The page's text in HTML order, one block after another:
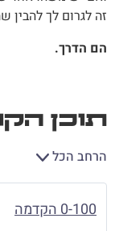
זה לגרום לך
הם הדרך.
תוכן
הרחב הכל
0-100 הקדמה